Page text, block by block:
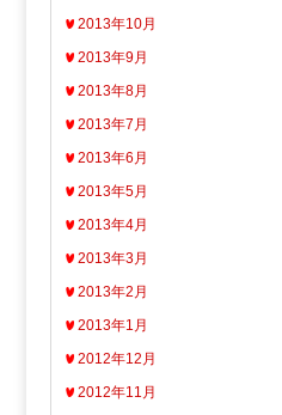
2013年10月
2013年9月
2013年8月
2013年7月
2013年6月
2013年5月
2013年4月
2013年3月
2013年2月
2013年1月
2012年12月
2012年11月